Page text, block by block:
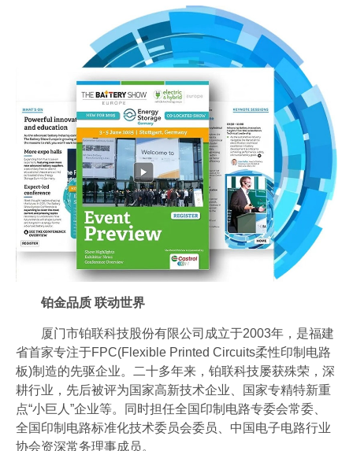
铂金品质 联动世界
厦门市铂联科技股份有限公司成立于2003年，是福建
省首家专注于FPC(Flexible Printed Circuits柔性印制电路
板)制造的先驱企业。二十多年来，铂联科技屡获殊荣，深
耕行业，先后被评为国家高新技术企业、国家专精特新重
点“小巨人”企业等。同时担任全国印制电路专委会常委、
全国印制电路标准化技术委员会委员、中国电子电路行业
协会资深常务理事成员。